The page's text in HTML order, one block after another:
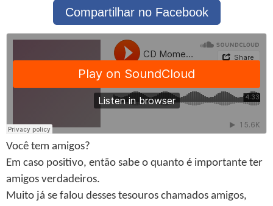
Compartilhar no Facebook
Você tem amigos?
Em caso positivo, então sabe o quanto é importante ter
amigos verdadeiros.
Muito já se falou desses tesouros chamados amigos,